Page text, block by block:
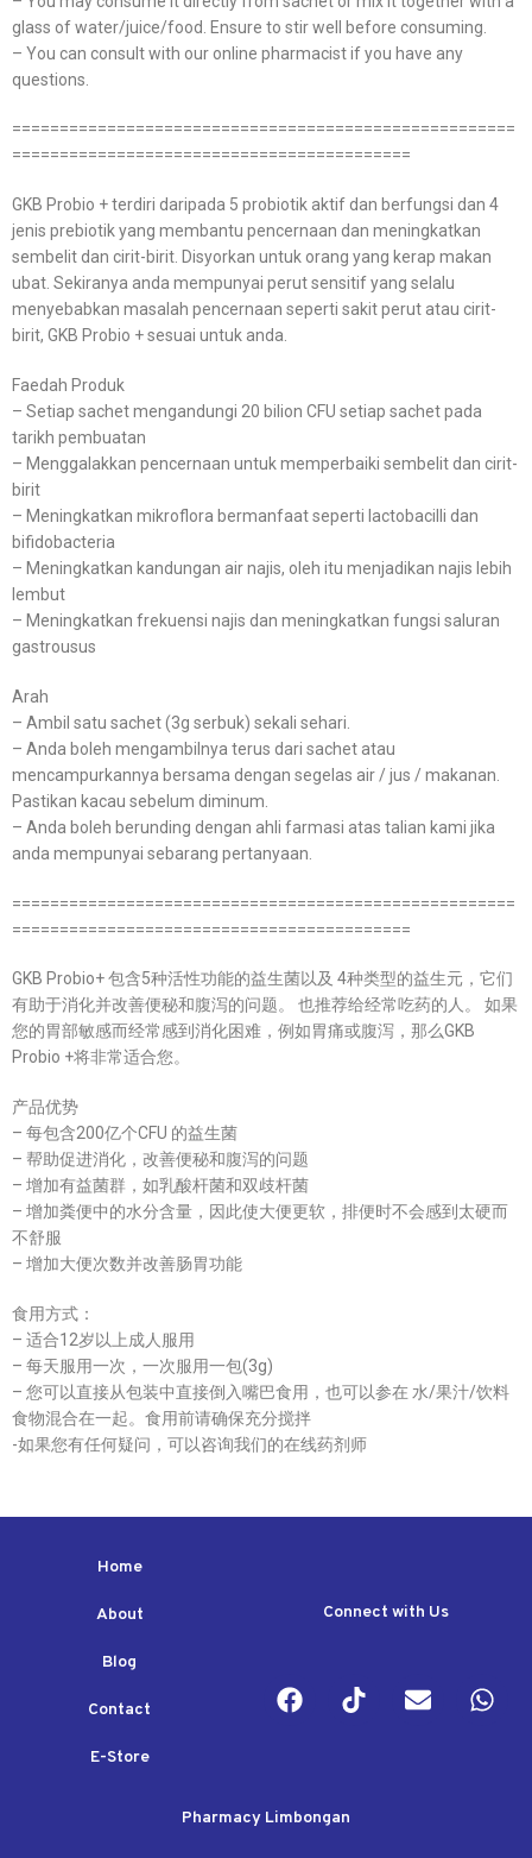
glass of water/juice/food. Ensure to stir well before consuming.
– You can consult with our online pharmacist if you have any
questions.
=====================================================
==========================================
GKB Probio + terdiri daripada 5 probiotik aktif dan berfungsi dan 4
jenis prebiotik yang membantu pencernaan dan meningkatkan
sembelit dan cirit-birit. Disyorkan untuk orang yang kerap makan
ubat. Sekiranya anda mempunyai perut sensitif yang selalu
menyebabkan masalah pencernaan seperti sakit perut atau cirit-
birit, GKB Probio + sesuai untuk anda.
Faedah Produk
– Setiap sachet mengandungi 20 bilion CFU setiap sachet pada
tarikh pembuatan
– Menggalakkan pencernaan untuk memperbaiki sembelit dan cirit-
birit
– Meningkatkan mikroflora bermanfaat seperti lactobacilli dan
bifidobacteria
– Meningkatkan kandungan air najis, oleh itu menjadikan najis lebih
lembut
– Meningkatkan frekuensi najis dan meningkatkan fungsi saluran
gastrousus
Arah
– Ambil satu sachet (3g serbuk) sekali sehari.
– Anda boleh mengambilnya terus dari sachet atau
mencampurkannya bersama dengan segelas air / jus / makanan.
Pastikan kacau sebelum diminum.
– Anda boleh berunding dengan ahli farmasi atas talian kami jika
anda mempunyai sebarang pertanyaan.
=====================================================
==========================================
GKB Probio+ 包含5种活性功能的益生菌以及 4种类型的益生元，它们
有助于消化并改善便秘和腹泻的问题。 也推荐给经常吃药的人。 如果
您的胃部敏感而经常感到消化困难，例如胃痛或腹泻，那么GKB
Probio +将非常适合您。
产品优势
– 每包含200亿个CFU 的益生菌
– 帮助促进消化，改善便秘和腹泻的问题
– 增加有益菌群，如乳酸杆菌和双歧杆菌
– 增加粪便中的水分含量，因此使大便更软，排便时不会感到太硬而
不舒服
– 增加大便次数并改善肠胃功能
食用方式：
– 适合12岁以上成人服用
– 每天服用一次，一次服用一包(3g)
– 您可以直接从包装中直接倒入嘴巴食用，也可以参在 水/果汁/饮料
食物混合在一起。食用前请确保充分搅拌
-如果您有任何疑问，可以咨询我们的在线药剂师
Home
About
Blog
Contact
E-Store
Connect with Us
Pharmacy Limbongan